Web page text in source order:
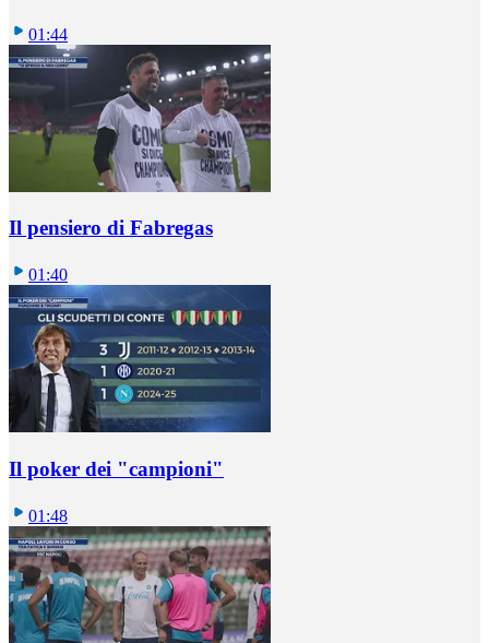
01:44
Il pensiero di Fabregas
01:40
Il poker dei "campioni"
01:48